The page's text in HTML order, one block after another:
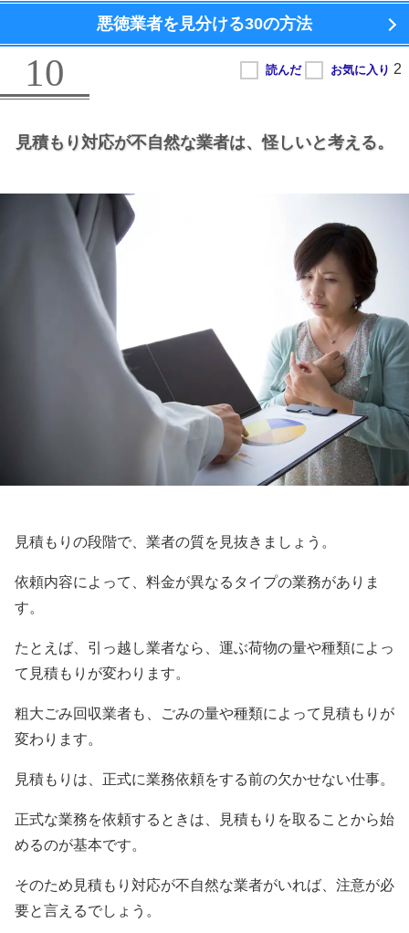
悪徳業者を見分ける30の方法
10
見積もり対応が不自然な業者は、怪しいと考える。
見積もりの段階で、業者の質を見抜きましょう。
依頼内容によって、料金が異なるタイプの業務がありま
す。
たとえば、引っ越し業者なら、運ぶ荷物の量や種類によっ
て見積もりが変わります。
粗大ごみ回収業者も、ごみの量や種類によって見積もりが
変わります。
見積もりは、正式に業務依頼をする前の欠かせない仕事。
正式な業務を依頼するときは、見積もりを取ることから始
めるのが基本です。
そのため見積もり対応が不自然な業者がいれば、注意が必
要と言えるでしょう。